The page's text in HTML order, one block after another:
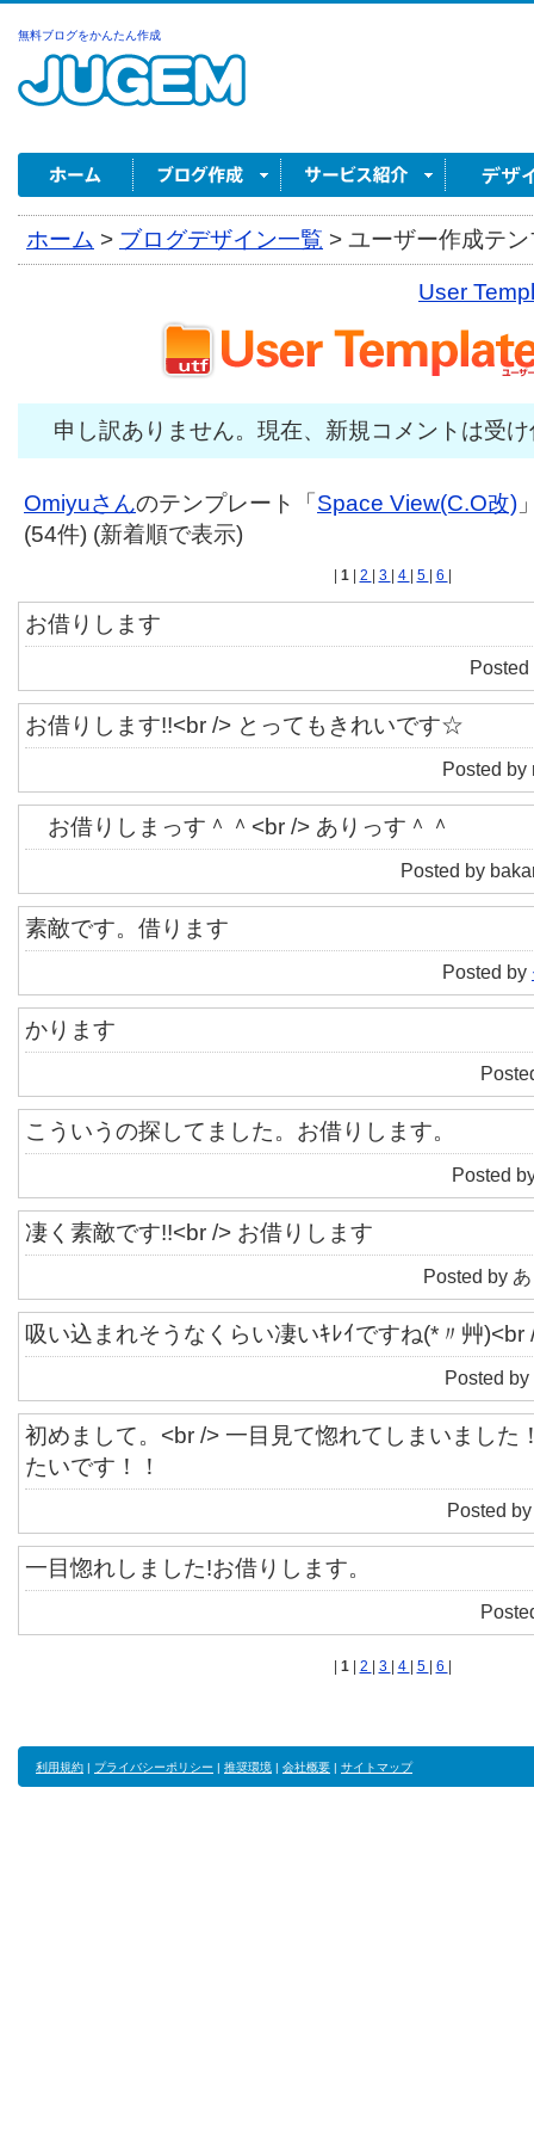
無料ブログをかんたん作成
ホーム > ブログデザイン一覧 > ユーザー作成テ
User
申し訳ありません。現在、新規コメントは受
Omiyuさんのテンプレート「 Space View(C.O改)
(54件) (新着順で表示)
1 2 3 4 5 6
お借りします
お借りします!!<br /> とってもきれいです☆
Posted by
お借りしまっす＾＾<br /> ありっす＾＾
Posted by
素敵です。借ります
Posted by
かります
こういうの探してました。お借りします。
Posted
凄く素敵です!!<br /> お借りします
Posted by
吸い込まれそうなくらい凄いｷﾚｲですね(*〃艸)<br
Posted
初めまして。<br /> 一目見て惚れてしまいました
たいです！！
Posted
一目惚れしました!お借りします。
1 2 3 4 5 6
利用規約 | プライバシーポリシー | 推奨環境 | 会社概要 | サイトマップ